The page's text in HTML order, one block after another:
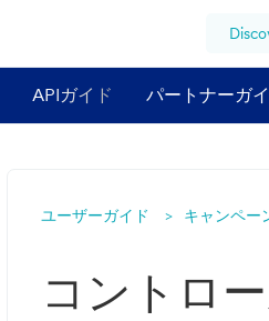
APIガイド パートナーガ
ユーザーガイド キャンペー
コントロ